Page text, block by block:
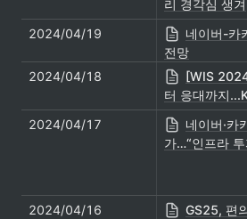
리 경각심 생겨
2024/04/19
네이버-카
전망
2024/04/18
[WIS
터 응대까지
2024/04/17
네이버·카
가…“인프라 투
2024/04/16
GS25, 편